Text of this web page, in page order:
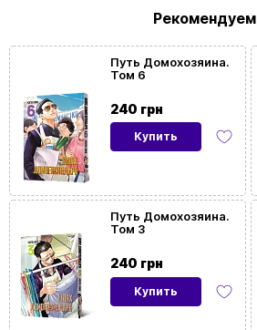
Рекомендуем
240 грн
Путь Домохозяина.
Том 6
Купить
240 грн
Путь Домохозяина.
Том 3
Купить